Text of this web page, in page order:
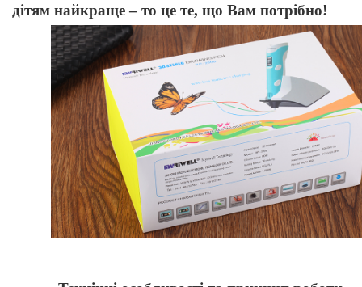
дітям найкраще – то це те, що Вам потрібно!